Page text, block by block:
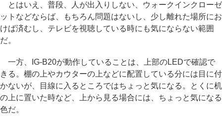
とはいえ、普段、人が出入りしない、ウォークインクローゼ
ットなどならば、もちろん問題はないし、少し離れた場所にお
けば済むし、テレビを視聴している時にも気にならない範囲
だ。
一方、IG-B20が動作していることは、上部のLEDで確認で
きる。棚の上やカウターの上などに配置している分には目に付
かないが、目線に入るところではちょっと気になる。とくに机
の上に置いた時など、上から見る場合には、ちょっと気になる
色だ。